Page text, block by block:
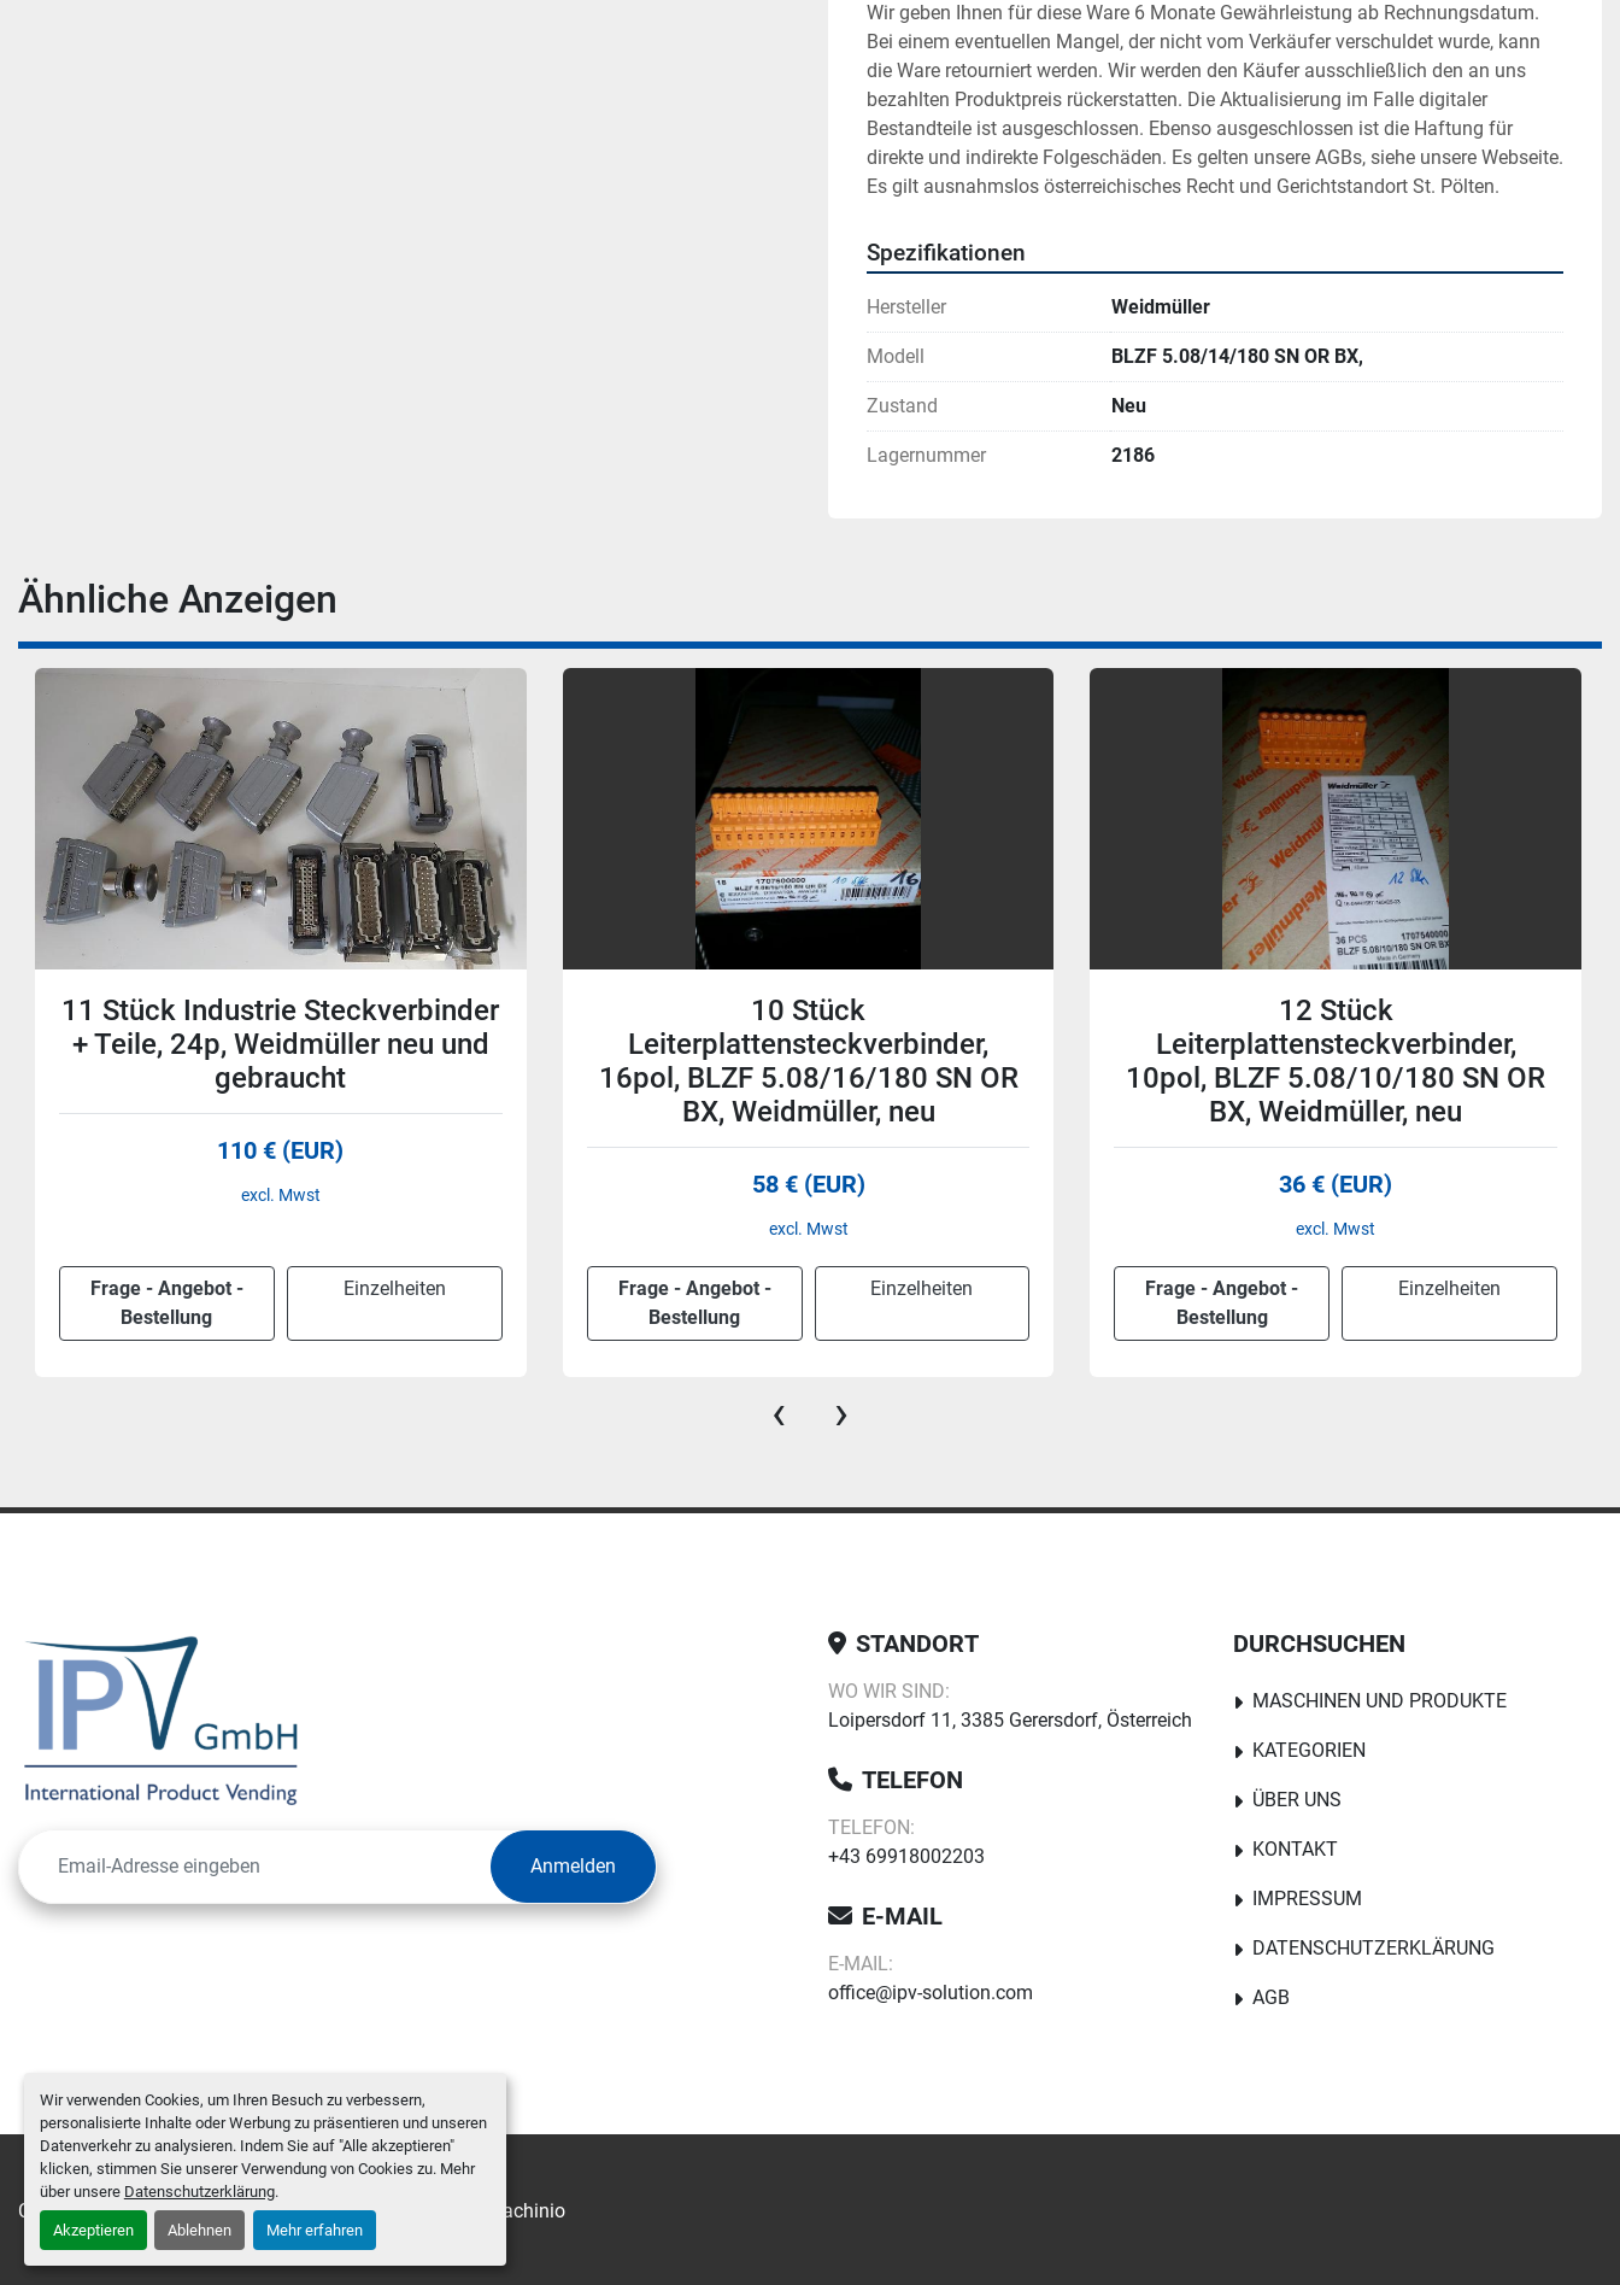
Wir verwenden Cookies, um Ihren Besuch zu verbessern,
personalisierte Inhalte oder Werbung zu präsentieren und unseren
Datenverkehr zu analysieren. Indem Sie auf "Alle akzeptieren"
klicken, stimmen Sie unserer Verwendung von Cookies zu. Mehr
über unsere Datenschutzerklärung.
Akzeptieren Ablehnen Mehr erfahren
Wir geben Ihnen für diese Ware 6 Monate Gewährleistung ab Rechnungsdatum.
Bei einem eventuellen Mangel, der nicht vom Verkäufer verschuldet wurde, kann
die Ware retourniert werden. Wir werden den Käufer ausschließlich den an uns
bezahlten Produktpreis rückerstatten. Die Aktualisierung im Falle digitaler
Bestandteile ist ausgeschlossen. Ebenso ausgeschlossen ist die Haftung für
direkte und indirekte Folgeschäden. Es gelten unsere AGBs, siehe unsere Webseite.
Es gilt ausnahmslos österreichisches Recht und Gerichtstandort St. Pölten.
Spezifikationen
Hersteller Weidmüller
Modell BLZF 5.08/14/180 SN OR BX,
Zustand Neu
Lagernummer 2186
Ähnliche Anzeigen
10 Stück
Leiterplattensteckverbinder,
16pol, BLZF 5.08/16/180 SN OR
BX, Weidmüller, neu
58 € (EUR)
Frage - Angebot -
Bestellung
Einzelheiten
12 Stück
Leiterplattensteckverbinder,
10pol, BLZF 5.08/10/180 SN OR
BX, Weidmüller, neu
36 € (EUR)
excl. Mwst
Frage - Angebot -
Bestellung
Einzelheiten
23 Stück
Leiterplattensteckverbinder, 8pol,
BLZF 5.08/8/180 SN OR BX,
Weidmüller, neu
60 € (EUR)
excl. Mwst
Frage - Angebot -
Bestellung
Einzelheiten
‹ ›
Anmelden
STANDORT
WO WIR SIND:
Loipersdorf 11, 3385 Gerersdorf, Österreich
TELEFON
TELEFON:
+43 69918002203
E-MAIL
E-MAIL:
office@ipv-solution.com
DURCHSUCHEN
MASCHINEN UND PRODUKTE
KATEGORIEN
ÜBER UNS
KONTAKT
IMPRESSUM
DATENSCHUTZERKLÄRUNG
AGB
Cookie-Einstellungen Machinio System-Website von Machinio